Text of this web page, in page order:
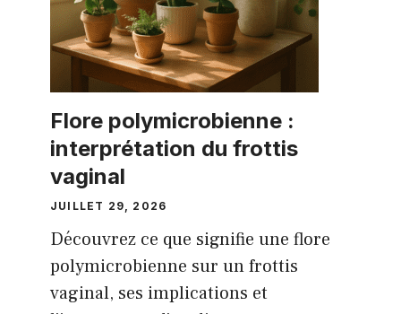
Flore polymicrobienne :
interprétation du frottis
vaginal
JUILLET 29, 2026
Découvrez ce que signifie une flore
polymicrobienne sur un frottis
vaginal, ses implications et